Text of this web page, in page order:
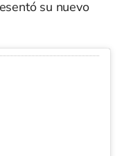
su nuevo